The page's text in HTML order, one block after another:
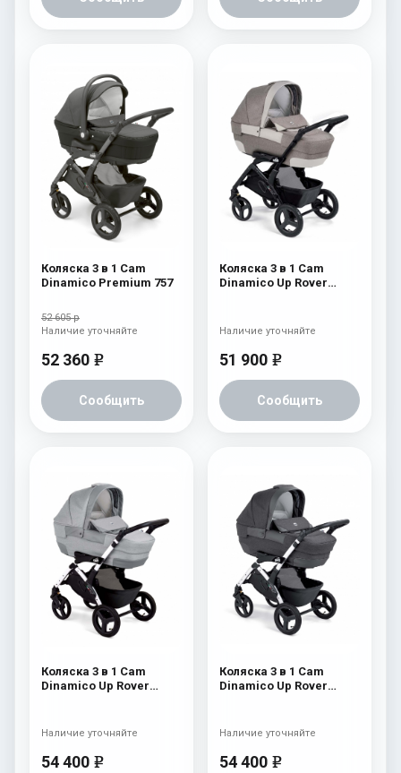
Коляска 3 в 1 Cam
Dinamico Premium 757
52 605 р
52 360 e
Сообщить
Наличие уточняйте
Коляска 3 в 1 Cam
Dinamico Up Rover
51 900 e
Сообщить
Наличие уточняйте
Коляска 3 в 1 Cam
Dinamico Up Rover
54 400 e
Наличие уточняйте
Коляска 3 в 1 Cam
Dinamico Up Rover
54 400 e
Наличие уточняйте